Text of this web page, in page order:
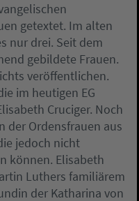
getextet. Im alten
nur drei. Seit dem
gebildete Frauen.
veröffentlichen.
im heutigen EG
Cruciger. Noch
der Ordensfrauen aus
jedoch nicht
können. Elisabeth
Luthers familiärem
der Katharina von